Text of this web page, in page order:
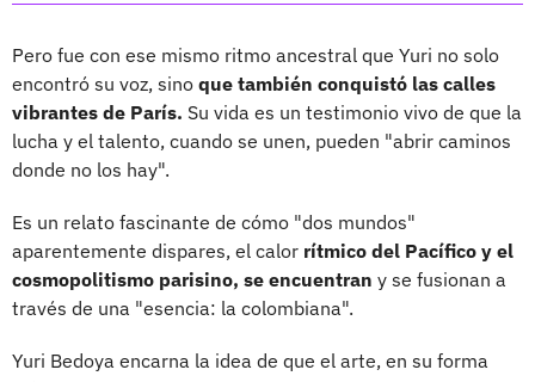
Pero fue con ese mismo ritmo ancestral que Yuri no solo
encontró su voz, sino que también conquistó las calles
vibrantes de París. Su vida es un testimonio vivo de que la
lucha y el talento, cuando se unen, pueden "abrir caminos
donde no los hay".
Es un relato fascinante de cómo "dos mundos"
aparentemente dispares, el calor rítmico del Pacífico y el
cosmopolitismo parisino, se encuentran y se fusionan a
través de una "esencia: la colombiana".
Yuri Bedoya encarna la idea de que el arte, en su forma